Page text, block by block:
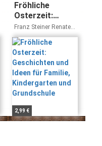
Fröhliche
Osterzeit:
Geschichten und
Ideen für
Familie,
Kindergarten
und Grundschule
Franz Steiner Renate
Steiner
2,99 €